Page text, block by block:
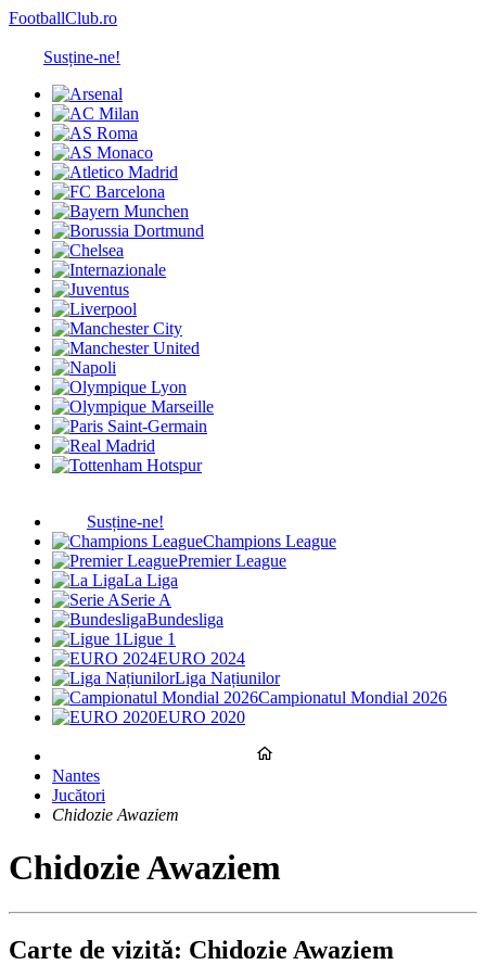
FootballClub.ro
Susține-ne!
Susține-ne!
Champions League
Premier League
La Liga
Serie A
Bundesliga
Ligue 1
EURO 2024
Liga Națiunilor
Campionatul Mondial 2026
EURO 2020
Nantes
Jucători
Chidozie Awaziem
Chidozie Awaziem
Carte de vizită: Chidozie Awaziem